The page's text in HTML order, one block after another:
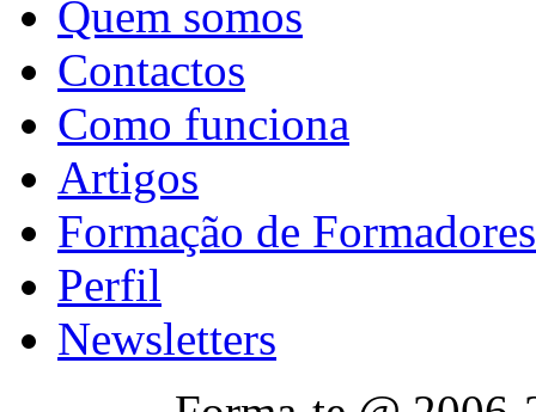
Quem somos
Contactos
Como funciona
Artigos
Formação de Formadores
Perfil
Newsletters